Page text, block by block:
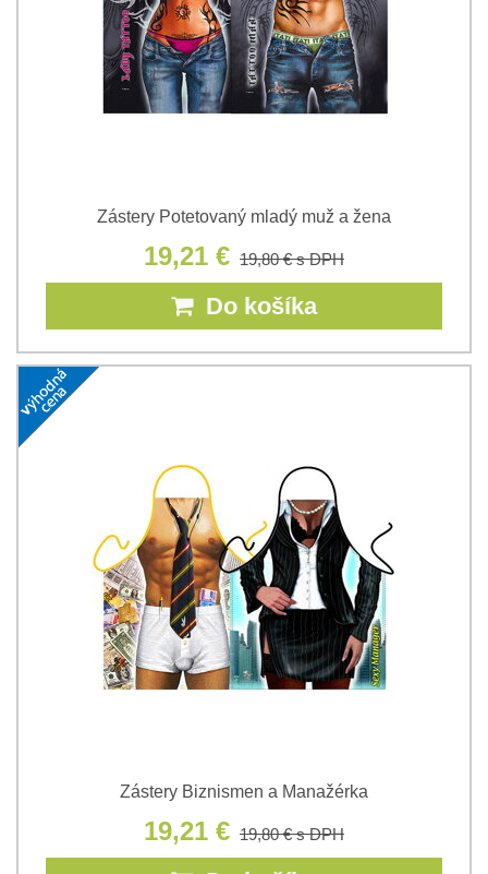
Zástery Potetovaný mladý muž a žena
19,21 € 19,80 €s DPH
Do košíka
Zástery Biznismen a Manažérka
19,21 € 19,80 €s DPH